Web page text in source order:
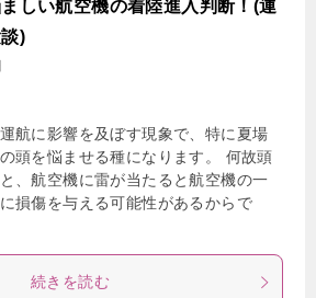
しい航空機の着陸進入判断！(運
)
航に影響を及ぼす現象で、特に夏場
頭を悩ませる種になります。 何故頭
、航空機に雷が当たると航空機の一
損傷を与える可能性があるからで
続きを読む